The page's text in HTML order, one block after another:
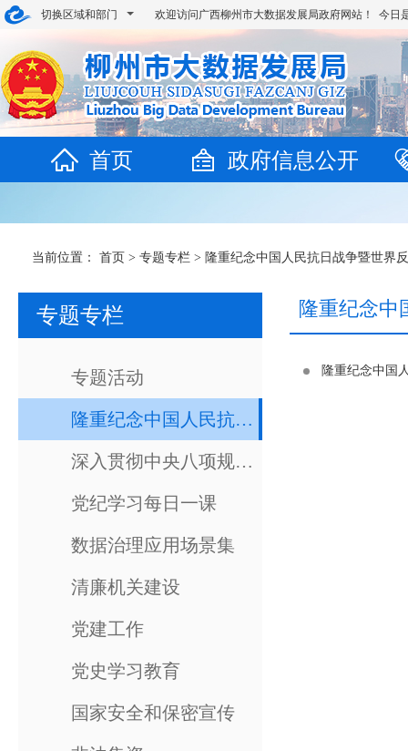
切换区域和部门 欢迎访问广西柳州市大数据发展局政府网站！ 今日
首页 政府信息公开
当前位置： 首页 > 专题专栏 > 隆重纪念中国人民抗日战争暨世界
专题专栏
专题活动
隆重纪念中国人民抗日战争暨世界反法西斯战争胜利80周年
深入贯彻中央八项规定精神学习教育专栏
党纪学习每日一课
数据治理应用场景集
清廉机关建设
党建工作
党史学习教育
国家安全和保密宣传
隆重纪念中
隆重纪念中国